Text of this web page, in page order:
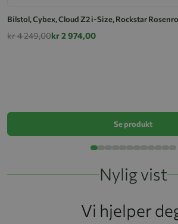
Bilstol, Cybex, Cloud Z2 i-Size, Rockstar
kr 4 249,00kr 2 974,00
Se produkt
Nylig vist
Vi hjelper